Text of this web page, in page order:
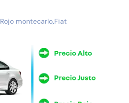
Rojo montecarlo,Fiat